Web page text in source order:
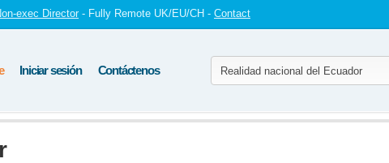
exec Director - Fully Remote UK/EU/CH - Contact
Iniciar sesión Contáctenos